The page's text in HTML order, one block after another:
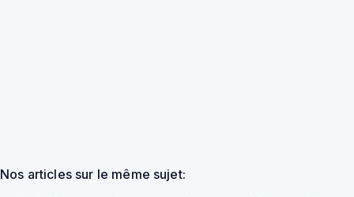
Nos articles sur le même sujet: